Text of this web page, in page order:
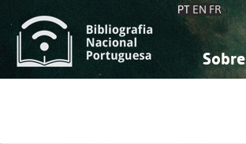
PT EN FR
Sobre